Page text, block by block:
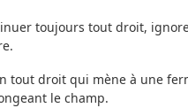
toujours tout droit,
tout droit qui mène à une
le champ.